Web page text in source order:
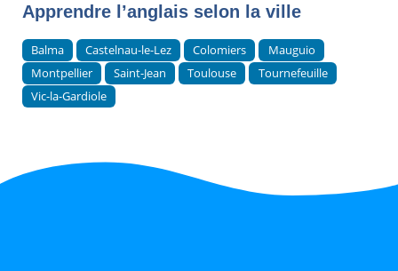
Apprendre l’anglais selon la ville
Balma Castelnau-le-Lez Colomiers
Mauguio
Montpellier
Saint-Jean Toulouse
Tournefeuille
Vic-la-Gardiole